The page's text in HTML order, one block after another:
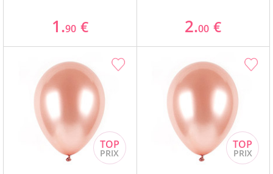
1.90 € 2.00 €